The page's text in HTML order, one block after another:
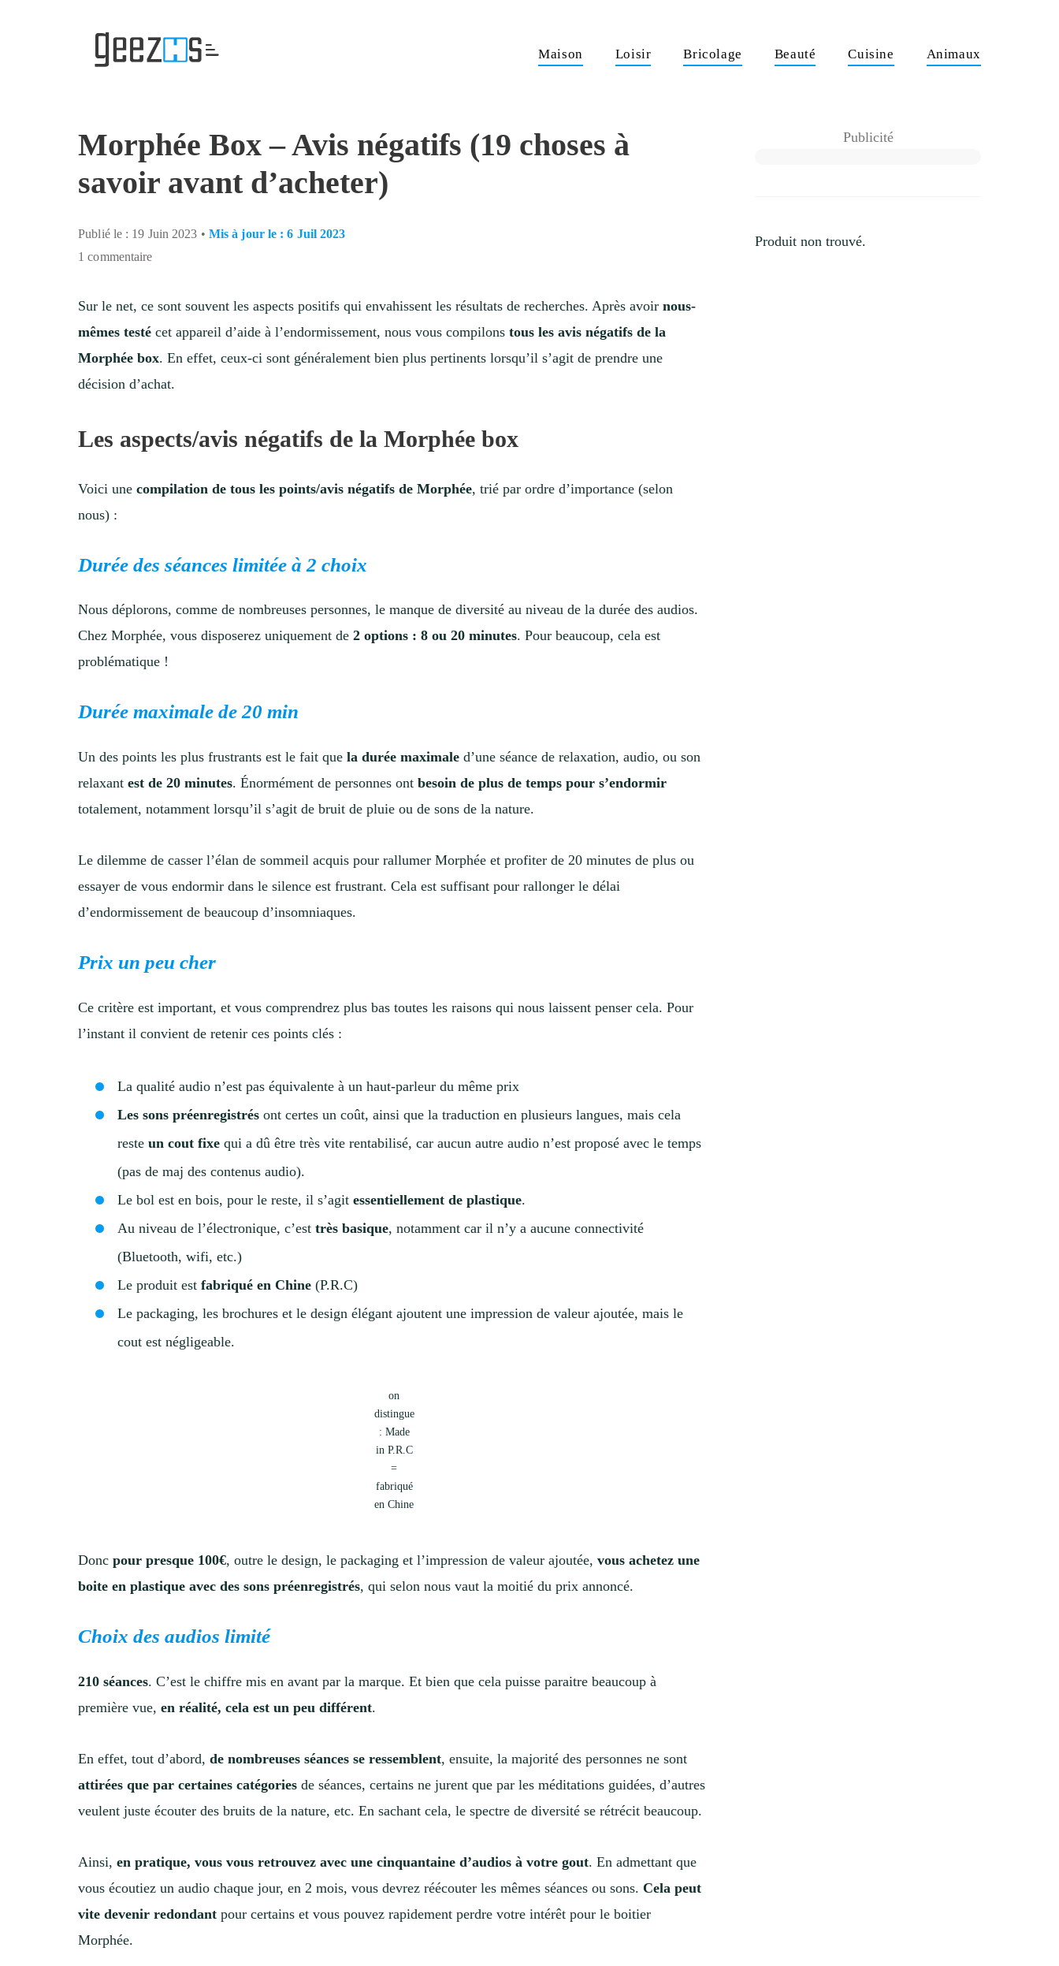
Maison Loisir Bricolage Beauté Cuisine Animaux
Morphée Box – Avis négatifs (19 choses à
savoir avant d’acheter)
Publié le : 19 Juin 2023 • Mis à jour le : 6 Juil 2023
1 commentaire
Sur le net, ce sont souvent les aspects positifs qui envahissent les résultats de recherches. Après avoirnous-
mêmes testé cet appareil d’aide à l’endormissement, nous vous compilonstous les avis négatifs de la
Morphée box. En effet, ceux-ci sont généralement bien plus pertinents lorsqu’il s’agit de prendre une
décision d’achat.
Les aspects/avis négatifs de la Morphée box
Voici unecompilation de tous les points/avis négatifs de Morphée, trié par ordre d’importance (selon
nous) :
Durée des séances limitée à 2 choix
Nous déplorons, comme de nombreuses personnes, le manque de diversité au niveau de la durée des audios.
Chez Morphée, vous disposerez uniquement de2 options : 8 ou 20 minutes. Pour beaucoup, cela est
problématique !
Durée maximale de 20 min
Un des points les plus frustrants est le fait quela durée maximale d’une séance de relaxation, audio, ou son
relaxantest de 20 minutes. Énormément de personnes ontbesoin de plus de temps pour s’endormir
totalement, notamment lorsqu’il s’agit de bruit de pluie ou de sons de la nature.
Le dilemme de casser l’élan de sommeil acquis pour rallumer Morphée et profiter de 20 minutes de plus ou
essayer de vous endormir dans le silence est frustrant. Cela est suffisant pour rallonger le délai
d’endormissement de beaucoup d’insomniaques.
Prix un peu cher
Ce critère est important, et vous comprendrez plus bas toutes les raisons qui nous laissent penser cela. Pour
l’instant il convient de retenir ces points clés :
La qualité audio n’est pas équivalente à un haut-parleur du même prix
Les sons préenregistrés ont certes un coût, ainsi que la traduction en plusieurs langues, mais cela
resteun cout fixe qui a dû être très vite rentabilisé, car aucun autre audio n’est proposé avec le temps
(pas de maj des contenus audio).
Le bol est en bois, pour le reste, il s’agitessentiellement de plastique.
Au niveau de l’électronique, c’esttrès basique, notamment car il n’y a aucune connectivité
(Bluetooth, wifi, etc.)
Le produit estfabriqué en Chine (P.R.C)
Le packaging, les brochures et le design élégant ajoutent une impression de valeur ajoutée, mais le
cout est négligeable.
on
distingue
: Made
in P.R.C
=
fabriqué
en Chine
Doncpour presque 100€, outre le design, le packaging et l’impression de valeur ajoutée,vous achetez une
boite en plastique avec des sons préenregistrés, qui selon nous vaut la moitié du prix annoncé.
Choix des audios limité
210 séances. C’est le chiffre mis en avant par la marque. Et bien que cela puisse paraitre beaucoup à
première vue,en réalité, cela est un peu différent.
En effet, tout d’abord,de nombreuses séances se ressemblent, ensuite, la majorité des personnes ne sont
attirées que par certaines catégories de séances, certains ne jurent que par les méditations guidées, d’autres
veulent juste écouter des bruits de la nature, etc. En sachant cela, le spectre de diversité se rétrécit beaucoup.
Ainsi,en pratique, vous vous retrouvez avec une cinquantaine d’audios à votre gout. En admettant que
vous écoutiez un audio chaque jour, en 2 mois, vous devrez réécouter les mêmes séances ou sons. Cela peut
vite devenir redondantpour certains et vous pouvez rapidement perdre votre intérêt pour le boitier
Morphée.
Publicité
Produit non trouvé.